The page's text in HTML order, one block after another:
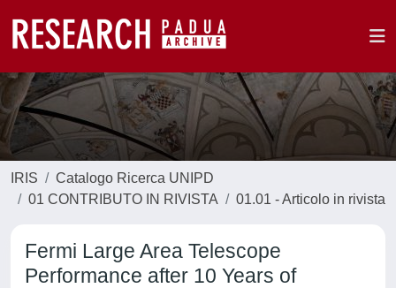
IRIS
Catalogo Ricerca UNIPD
01 CONTRIBUTO IN RIVISTA
01.01 - Articolo in rivista
Fermi Large Area Telescope
Performance after 10 Years of